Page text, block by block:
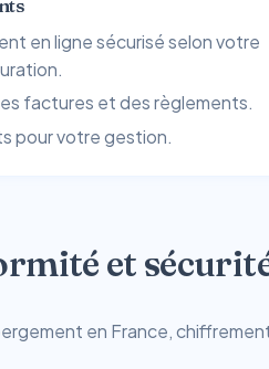
en ligne sécurisé selon votre
factures et des règlements.
pour votre gestion.
et
en France,